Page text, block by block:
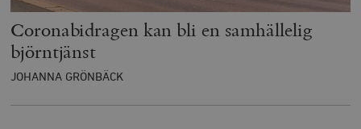
Coronabidragen kan bli en samhällelig
björntjänst
JOHANNA GRÖNBÄCK